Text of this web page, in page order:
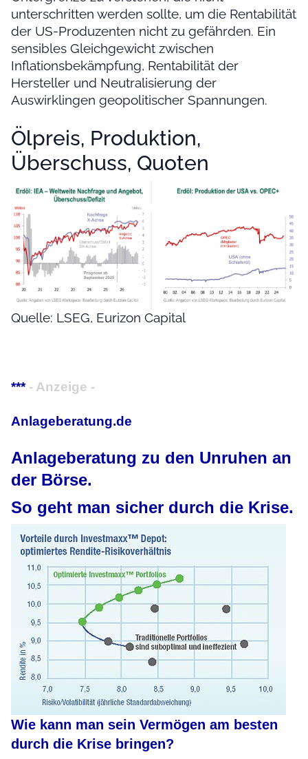
unterschritten werden sollte, um die Rentabilität
der US-Produzenten nicht zu gefährden. Ein
sensibles Gleichgewicht zwischen
Inflationsbekämpfung, Rentabilität der
Hersteller und Neutralisierung der
Auswirklingen geopolitischer Spannungen.
Ölpreis, Produktion,
Überschuss, Quoten
Quelle: LSEG, Eurizon Capital
*** - Anzeige -
Anlageberatung.de
Anlageberatung zu den Unruhen an
der Börse.
So geht man sicher durch die Krise.
Wie kann man sein Vermögen am besten
durch die Krise bringen?